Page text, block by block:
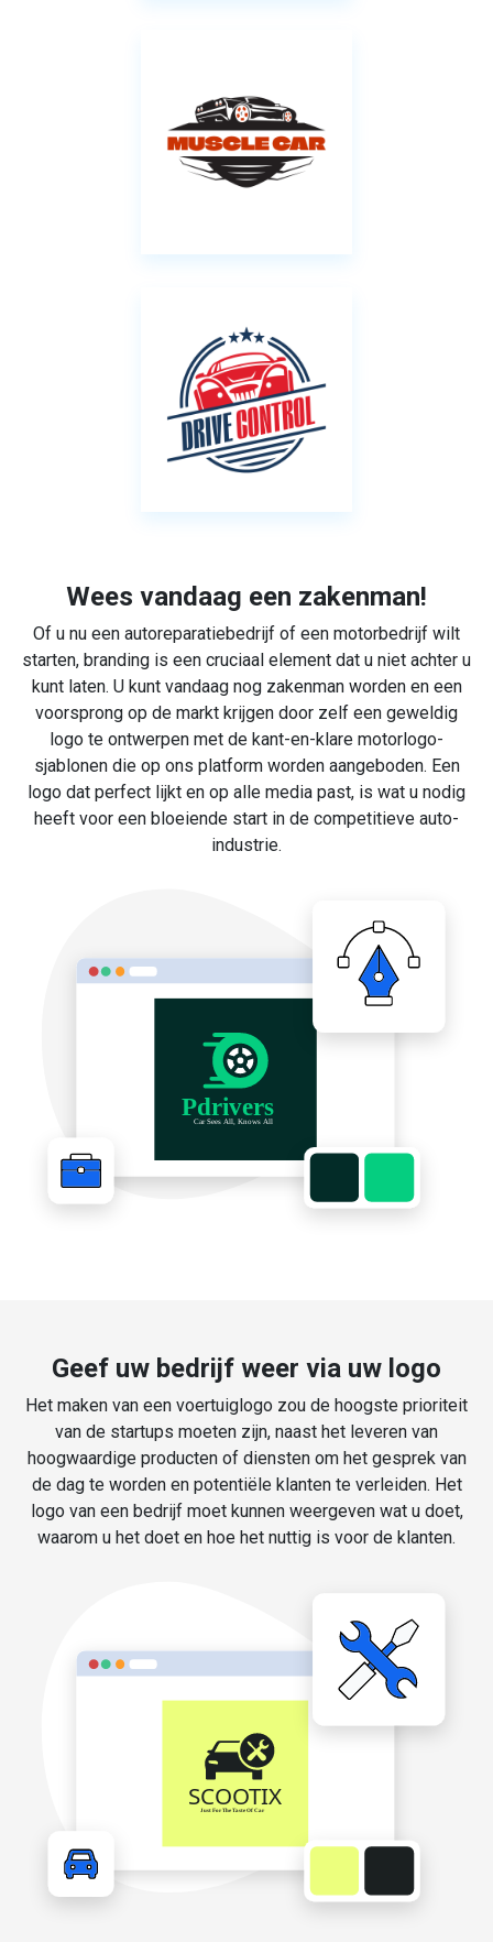
Wees vandaag een zakenman!
Of u nu een autoreparatiebedrijf of een motorbedrijf wilt
starten, branding is een cruciaal element dat u niet achter u
kunt laten. U kunt vandaag nog zakenman worden en een
voorsprong op de markt krijgen door zelf een geweldig
logo te ontwerpen met de kant-en-klare motorlogo-
sjablonen die op ons platform worden aangeboden. Een
logo dat perfect lijkt en op alle media past, is wat u nodig
heeft voor een bloeiende start in de competitieve auto-
industrie.
Geef uw bedrijf weer via uw logo
Het maken van een voertuiglogo zou de hoogste prioriteit
van de startups moeten zijn, naast het leveren van
hoogwaardige producten of diensten om het gesprek van
de dag te worden en potentiële klanten te verleiden. Het
logo van een bedrijf moet kunnen weergeven wat u doet,
waarom u het doet en hoe het nuttig is voor de klanten.